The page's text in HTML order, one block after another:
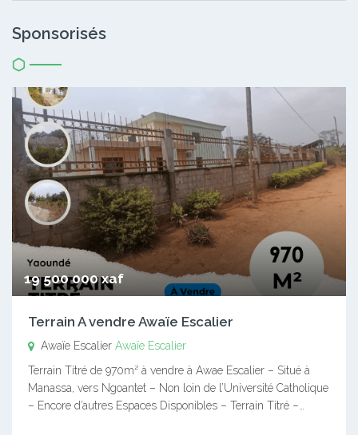
Sponsorisés
19 500 000 xaf
Terrain A vendre Awaïe Escalier
Awaïe Escalier Awaïe Escalier
Terrain Titré de 970m² à vendre à Awae Escalier – Situé à
Manassa, vers Ngoantet – Non loin de l’Université Catholique
– Encore d’autres Espaces Disponibles – Terrain Titré –…